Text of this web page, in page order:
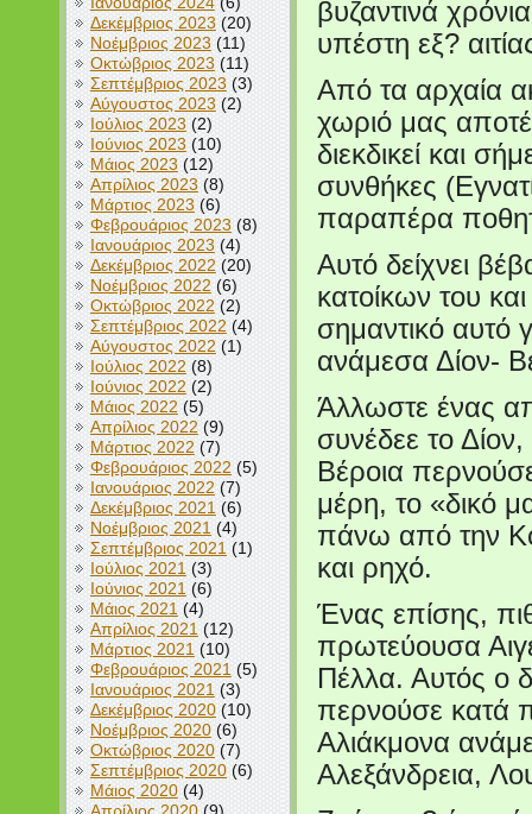
Δεκέμβριος 2023 (20)
Νοέμβριος 2023 (11)
Οκτώβριος 2023(11)
Σεπτέμβριος 2023 (3)
Αύγουστος 2023 (2)
Ιούλιος 2023(2)
Ιούνιος 2023(10)
Μάιος 2023 (12)
Απρίλιος 2023 (8)
Μάρτιος 2023 (6)
Φεβρουάριος 2023(8)
Ιανουάριος 2023 (4)
Δεκέμβριος 2022 (20)
Νοέμβριος 2022 (6)
Οκτώβριος 2022 (2)
Σεπτέμβριος 2022 (4)
Αύγουστος 2022 (1)
Ιούλιος 2022 (8)
Ιούνιος 2022 (2)
Μάιος 2022 (5)
Απρίλιος 2022 (9)
Μάρτιος 2022 (7)
Φεβρουάριος 2022 (5)
Ιανουάριος 2022 (7)
Δεκέμβριος 2021 (6)
Νοέμβριος 2021 (4)
Σεπτέμβριος 2021 (1)
Ιούλιος 2021 (3)
Ιούνιος 2021 (6)
Μάιος 2021 (4)
Απρίλιος 2021 (12)
Μάρτιος 2021 (10)
Φεβρουάριος 2021 (5)
Ιανουάριος 2021 (3)
Δεκέμβριος 2020(10)
Νοέμβριος 2020(6)
Οκτώβριος 2020(7)
Σεπτέμβριος 2020(6)
Μάιος 2020(4)
βυζαντινά
υπέστη εξ?
Από τα αρχαία
χωριό μας
διεκδικεί και
συνθήκες
παραπέρα
Αυτό δείχνει
κατοίκων του
σημαντικό αυτό
ανάμεσα Δίον-
Άλλωστε ένας
συνέδεε το
Βέροια
μέρη, το «δικό
πάνω από την
και ρηχό.
Ένας επίσης,
πρωτεύουσα
Πέλλα. Αυτός ο
περνούσε κατά
Αλιάκμονα
Αλεξάνδρεια,